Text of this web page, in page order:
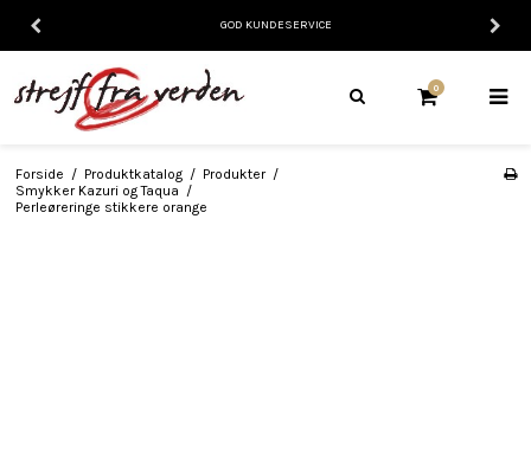
GOD KUNDESERVICE
0
Forside / Produktkatalog / Produkter /
Smykker Kazuri og Taqua /
Perleøreringe stikkere orange